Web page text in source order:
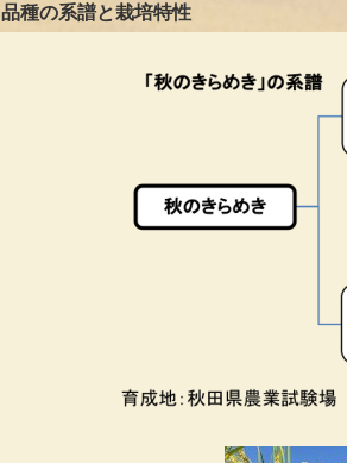
品種の系譜と栽培特性